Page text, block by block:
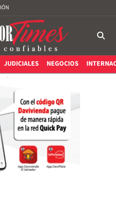
JUDICIALES NEGOCIOS